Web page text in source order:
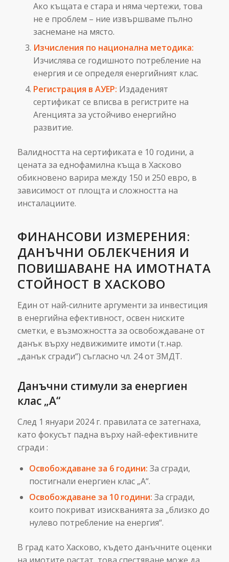
Ако къщата е стара и няма чертежи, това
не е проблем – ние извършваме пълно
заснемане на място.
Изчисления по национална методика:
Изчислява се годишното потребление на
енергия и се определя енергийният клас.
Регистрация в АУЕР: Издаденият
сертификат се вписва в регистрите на
Агенцията за устойчиво енергийно
развитие.
Валидността на сертификата е 10 години, а
цената за еднофамилна къща в Хасково
обикновено варира между 150 и 250 евро, в
зависимост от площта и сложността на
инсталациите.
ФИНАНСОВИ ИЗМЕРЕНИЯ:
ДАНЪЧНИ ОБЛЕКЧЕНИЯ И
ПОВИШАВАНЕ НА ИМОТНАТА
СТОЙНОСТ В ХАСКОВО
Един от най-силните аргументи за инвестиция
в енергийна ефективност, освен ниските
сметки, е възможността за освобождаване от
данък върху недвижимите имоти (т.нар.
„данък сгради“) съгласно чл. 24 от ЗМДТ.
Данъчни стимули за енергиен
клас „А“
След 1 януари 2024 г. правилата се затегнаха,
като фокусът падна върху най-ефективните
сгради :
Освобождаване за 6 години: За сгради,
постигнали енергиен клас „А“.
Освобождаване за 10 години: За сгради,
които покриват изискванията за „близко до
нулево потребление на енергия“.
В град като Хасково, където данъчните оценки